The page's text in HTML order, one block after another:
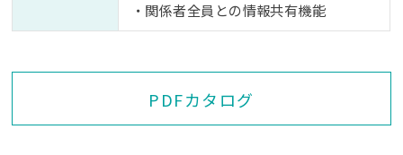
・関係者全員との情報共有機能
PDFカタログ